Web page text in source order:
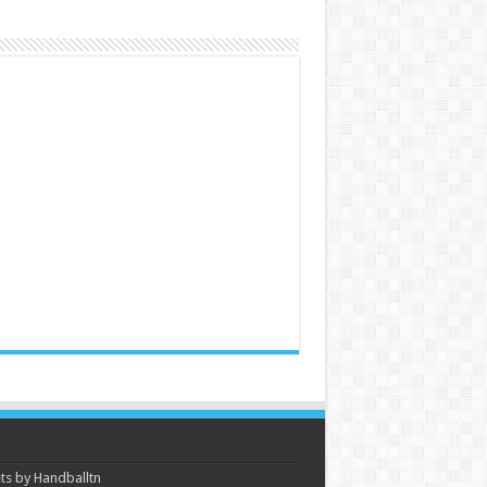
by Handballtn